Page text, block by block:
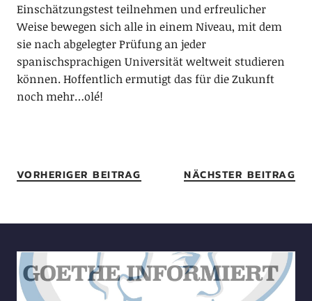
Einschätzungstest teilnehmen und erfreulicher
Weise bewegen sich alle in einem Niveau, mit dem
sie nach abgelegter Prüfung an jeder
spanischsprachigen Universität weltweit studieren
können. Hoffentlich ermutigt das für die Zukunft
noch mehr…olé!
VORHERIGER BEITRAG NÄCHSTER BEITRAG